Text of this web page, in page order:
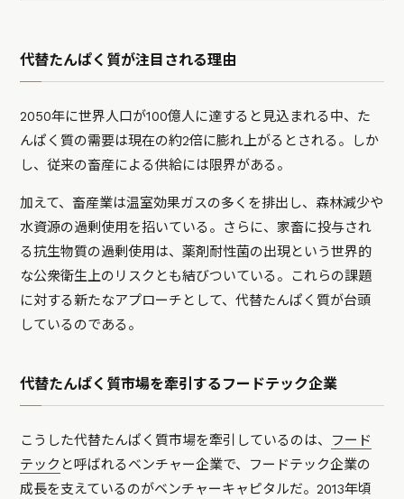
代替たんぱく質が注目される理由
2050年に世界人口が100億人に達すると見込まれる中、た
んぱく質の需要は現在の約2倍に膨れ上がるとされる。しか
し、従来の畜産による供給には限界がある。
加えて、畜産業は温室効果ガスの多くを排出し、森林減少や
水資源の過剰使用を招いている。さらに、家畜に投与され
る抗生物質の過剰使用は、薬剤耐性菌の出現という世界的
な公衆衛生上のリスクとも結びついている。これらの課題
に対する新たなアプローチとして、代替たんぱく質が台頭
しているのである。
代替たんぱく質市場を牽引するフードテック企業
こうした代替たんぱく質市場を牽引しているのは、 フード
テック と呼ばれるベンチャー企業で、フードテック企業の
成長を支えているのがベンチャーキャピタルだ。2013年頃